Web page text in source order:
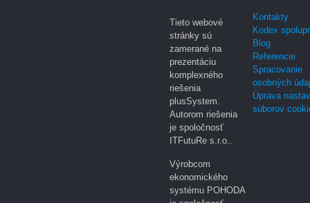
Tieto webové
stránky sú
zamerané na
prezentáciu
komplexného
riešenia
plusSystem.
Autorom riešenia
je spoločnosť
ITFutuRe s.r.o..
Výrobcom
ekonomického
systému POHODA
Kontakty
Kodex
Blog
Referencie
Spracovanie
osobných
Úprava
súborov